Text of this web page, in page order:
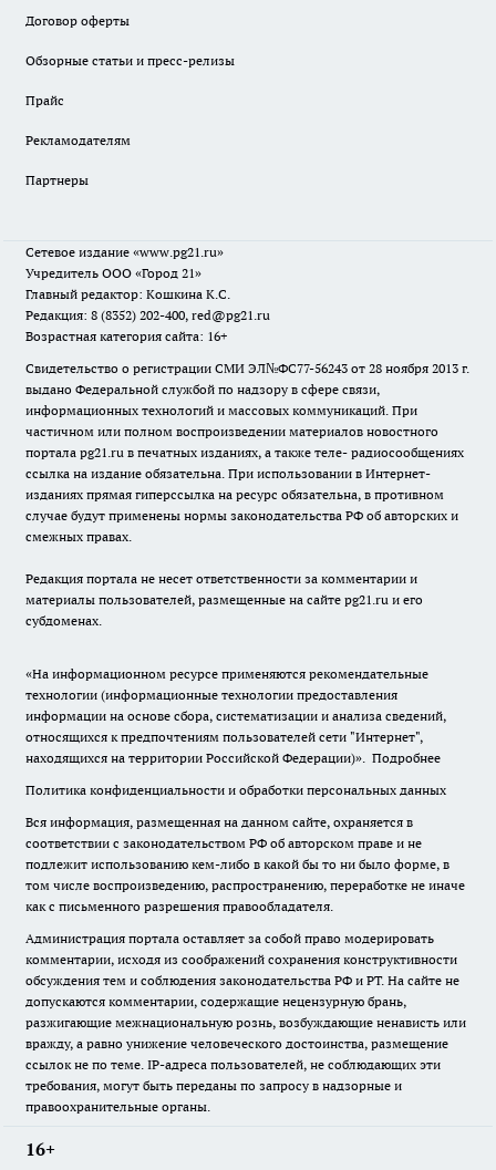
Договор оферты
Обзорные статьи и пресс-релизы
Прайс
Рекламодателям
Партнеры
Сетевое издание «www.pg21.ru»
Учредитель ООО «Город 21»
Главный редактор: Кошкина К.С.
Редакция: 8 (8352) 202-400, red@pg21.ru
Возрастная категория сайта: 16+
Свидетельство о регистрации СМИ ЭЛ№ФС77-56243 от 28 ноября 2013 г.
выдано Федеральной службой по надзору в сфере связи,
информационных технологий и массовых коммуникаций. При
частичном или полном воспроизведении материалов новостного
портала pg21.ru в печатных изданиях, а также теле- радиосообщениях
ссылка на издание обязательна. При использовании в Интернет-
изданиях прямая гиперссылка на ресурс обязательна, в противном
случае будут применены нормы законодательства РФ об авторских и
смежных правах.
Редакция портала не несет ответственности за комментарии и
материалы пользователей, размещенные на сайте pg21.ru и его
субдоменах.
«На информационном ресурсе применяются рекомендательные
технологии (информационные технологии предоставления
информации на основе сбора, систематизации и анализа сведений,
относящихся к предпочтениям пользователей сети "Интернет",
находящихся на территории Российской Федерации)». Подробнее
Политика конфиденциальности и обработки персональных данных
Вся информация, размещенная на данном сайте, охраняется в
соответствии с законодательством РФ об авторском праве и не
подлежит использованию кем-либо в какой бы то ни было форме, в
том числе воспроизведению, распространению, переработке не иначе
как с письменного разрешения правообладателя.
Администрация портала оставляет за собой право модерировать
комментарии, исходя из соображений сохранения конструктивности
обсуждения тем и соблюдения законодательства РФ и РТ. На сайте не
допускаются комментарии, содержащие нецензурную брань,
разжигающие межнациональную рознь, возбуждающие ненависть или
вражду, а равно унижение человеческого достоинства, размещение
ссылок не по теме. IP-адреса пользователей, не соблюдающих эти
требования, могут быть переданы по запросу в надзорные и
правоохранительные органы.
16+